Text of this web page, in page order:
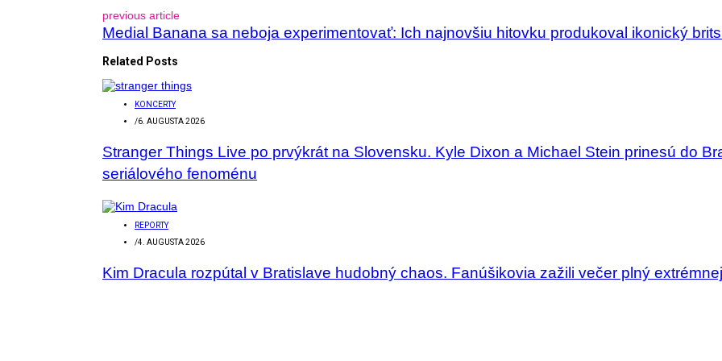
previous article
Medial Banana sa neboja experimentovať: Ich najnovšiu hitovku produkoval ikonický
Related Posts
KONCERTY
/6. AUGUSTA 2026
Stranger Things Live po prvýkrát na Slovensku. Kyle Dixon a Michael Stein prinesú do
seriálového fenoménu
REPORTY
/4. AUGUSTA 2026
Kim Dracula rozpútal v Bratislave hudobný chaos. Fanúšikovia zažili večer plný